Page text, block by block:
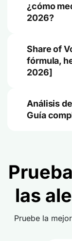
¿cómo
2026?
Share of
fórmula,
2026]
Análisis
Guía
las
Pruebe la